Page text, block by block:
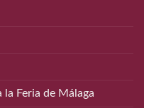
Feria de Málaga